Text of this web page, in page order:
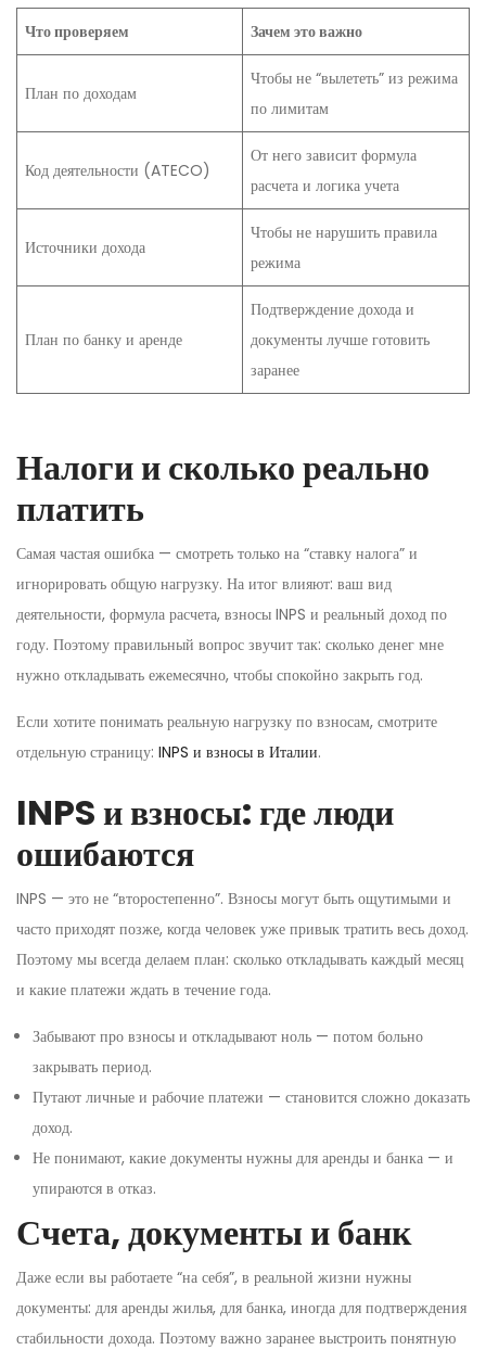
Что проверяем Зачем это важно
План по доходам
Чтобы не “вылететь” из режима
по лимитам
Код деятельности (ATECO)
От него зависит формула
расчета и логика учета
Источники дохода
Чтобы не нарушить правила
режима
План по банку и аренде
Подтверждение дохода и
документы лучше готовить
заранее
Налоги и сколько реально
платить
Самая частая ошибка — смотреть только на “ставку налога” и
игнорировать общую нагрузку. На итог влияют: ваш вид
деятельности, формула расчета, взносы INPS и реальный доход по
году. Поэтому правильный вопрос звучит так: сколько денег мне
нужно откладывать ежемесячно, чтобы спокойно закрыть год.
Если хотите понимать реальную нагрузку по взносам, смотрите
отдельную страницу: INPS и взносы в Италии.
INPS и взносы: где люди
ошибаются
INPS — это не “второстепенно”. Взносы могут быть ощутимыми и
часто приходят позже, когда человек уже привык тратить весь доход.
Поэтому мы всегда делаем план: сколько откладывать каждый месяц
и какие платежи ждать в течение года.
Забывают про взносы и откладывают ноль — потом больно
закрывать период.
Путают личные и рабочие платежи — становится сложно доказать
доход.
Не понимают, какие документы нужны для аренды и банка — и
упираются в отказ.
Счета, документы и банк
Даже если вы работаете “на себя”, в реальной жизни нужны
документы: для аренды жилья, для банка, иногда для подтверждения
стабильности дохода. Поэтому важно заранее выстроить понятную